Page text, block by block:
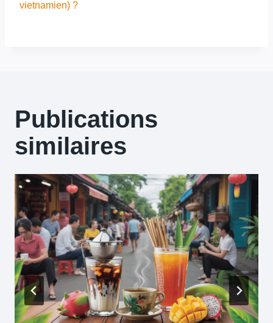
vietnamien) ?
Publications
similaires